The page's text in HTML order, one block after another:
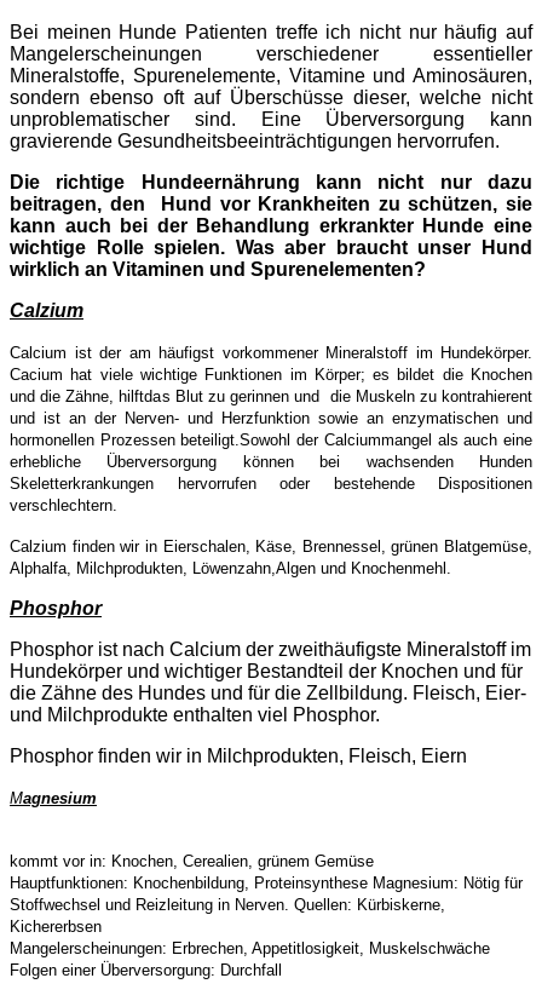
Bei meinen Hunde Patienten treffe ich nicht nur häufig auf
Mangelerscheinungen verschiedener essentieller
Mineralstoffe, Spurenelemente, Vitamine und Aminosäuren,
sondern ebenso oft auf Überschüsse dieser, welche nicht
unproblematischer sind. Eine Überversorgung kann
gravierende Gesundheitsbeeinträchtigungen hervorrufen.
Die richtige Hundeernährung kann nicht nur dazu
beitragen, den Hund vor Krankheiten zu schützen, sie
kann auch bei der Behandlung erkrankter Hunde eine
wichtige Rolle spielen. Was aber braucht unser Hund
wirklich an Vitaminen und Spurenelementen?
Calzium
Calcium ist der am häufigst vorkommener Mineralstoff im Hundekörper.
Cacium hat viele wichtige Funktionen im Körper; es bildet die Knochen
und die Zähne, hilftdas Blut zu gerinnen und die Muskeln zu kontrahierent
und ist an der Nerven- und Herzfunktion sowie an enzymatischen und
hormonellen Prozessen beteiligt.Sowohl der Calciummangel als auch eine
erhebliche Überversorgung können bei wachsenden Hunden
Skeletterkrankungen hervorrufen oder bestehende Dispositionen
verschlechtern.
Calzium finden wir in Eierschalen, Käse, Brennessel, grünen Blatgemüse,
Alphalfa, Milchprodukten, Löwenzahn,Algen und Knochenmehl.
Phosphor
Phosphor ist nach Calcium der zweithäufigste Mineralstoff im
Hundekörper und wichtiger Bestandteil der Knochen und für
die Zähne des Hundes und für die Zellbildung. Fleisch, Eier-
und Milchprodukte enthalten viel Phosphor.
Phosphor finden wir in Milchprodukten, Fleisch, Eiern
Magnesium
kommt vor in: Knochen, Cerealien, grünem Gemüse
Hauptfunktionen: Knochenbildung, Proteinsynthese Magnesium: Nötig für
Stoffwechsel und Reizleitung in Nerven. Quellen: Kürbiskerne,
Kichererbsen
Mangelerscheinungen: Erbrechen, Appetitlosigkeit, Muskelschwäche
Folgen einer Überversorgung: Durchfall